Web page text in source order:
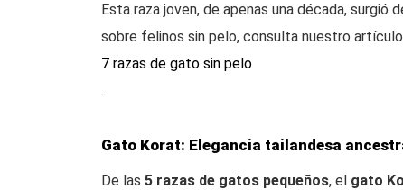
Esta raza joven, de apenas una década,
sobre felinos sin pelo, consulta nuestro
7 razas de gato sin pelo
.
Gato Korat: Elegancia tailandesa
De las 5 razas de gatos pequeños, el gato